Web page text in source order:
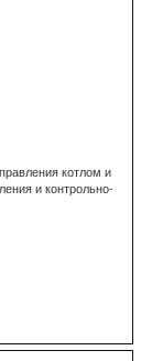
котлом и
и контрольно-